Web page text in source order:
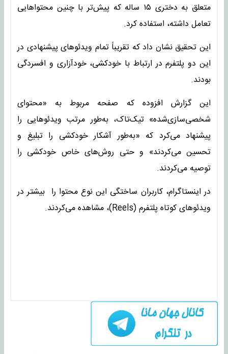
متعلق به دختری ۱۵ ساله که پیش‌تر با چنین محتواهایی
تعامل داشته، استفاده کرد.
این تحقیق نشان داد که تقریباً تمام ویدئوهای پیشنهادی در
این دو پلتفرم در ارتباط با خودکشی، خودآزاری و افسردگی
بودند.
این گزارش افزوده که صفحه مربوط به «محتوای
شخصی‌سازی‌شده» تیک‌تاک، به‌طور مرتب ویدئوهایی را
پیشنهاد می‌کرد که «به‌طور آشکار خودکشی را تبلیغ و
تحسین می‌کردند» و حتی روش‌های خاص خودکشی را
توصیه می‌کردند.
در اینستاگرام، کاربران ساختگی این نوع محتوا را بیشتر در
ویدئوهای کوتاه پلتفرم (Reels)، مشاهده می‌کردند.